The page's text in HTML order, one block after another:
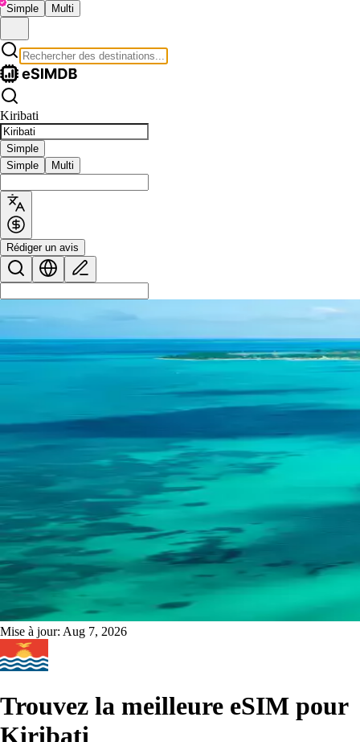
Simple Multi
Kiribati
Simple
Simple
Multi
Rédiger un avis
Mise à jour: Aug 7, 2026
Trouvez la meilleure eSIM pour
Kiribati